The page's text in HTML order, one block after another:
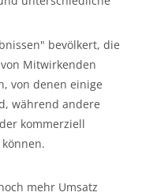
bevölkert, die
Mitwirkenden
von denen einige
während andere
kommerziell
mehr Umsatz